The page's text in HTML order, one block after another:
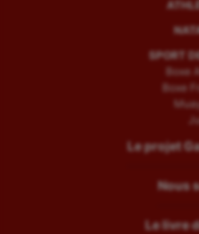
SPORT
Boxe
Boxe
Le projet
Nous
Le livre